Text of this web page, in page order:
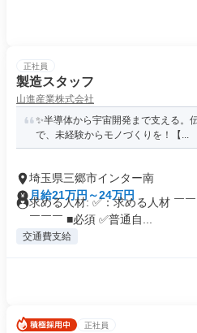
正社員
製造スタッフ
山進産業株式会社
✨半導体から宇宙開発まで支える。
で、未経験からモノづくりを！【...
埼玉県三郷市インター南
月給21万円～24万円
求める人材: ✅：求める人材 ￣
￣￣￣ ■必須 ✅普通自...
交通費支給
正社員